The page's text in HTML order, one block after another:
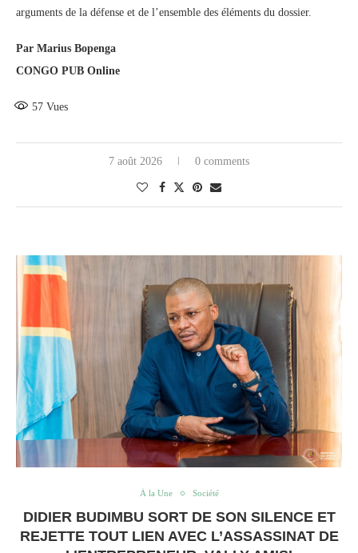
arguments de la défense et de l’ensemble des éléments du dossier.
Par Marius Bopenga
CONGO PUB Online
57 Vues
7 août 2026 0 comments
À la Une Société
DIDIER BUDIMBU SORT DE SON SILENCE ET
REJETTE TOUT LIEN AVEC L’ASSASSINAT DE